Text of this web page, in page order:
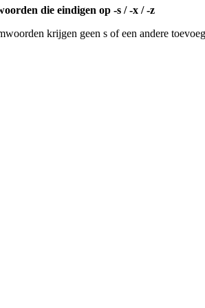
die eindigen op -s / -x / -z
krijgen geen s of een andere